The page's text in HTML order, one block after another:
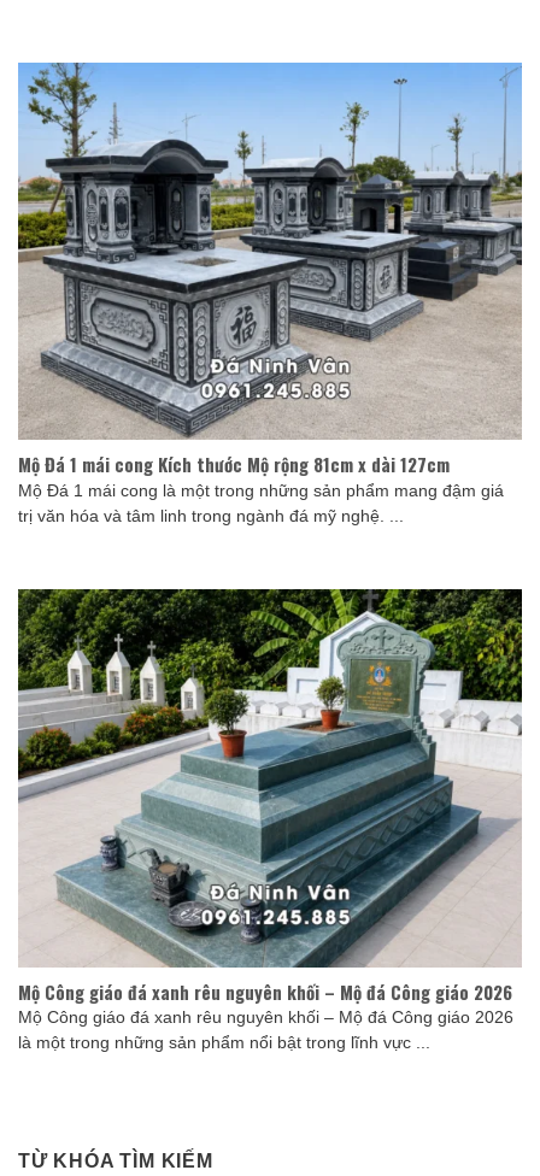
Mộ Đá 1 mái cong Kích thước Mộ rộng 81cm x dài 127cm
Mộ Đá 1 mái cong là một trong những sản phẩm mang đậm giá
trị văn hóa và tâm linh trong ngành đá mỹ nghệ. ...
Mộ Công giáo đá xanh rêu nguyên khối – Mộ đá Công giáo 2026
Mộ Công giáo đá xanh rêu nguyên khối – Mộ đá Công giáo 2026
là một trong những sản phẩm nổi bật trong lĩnh vực ...
TỪ KHÓA TÌM KIẾM